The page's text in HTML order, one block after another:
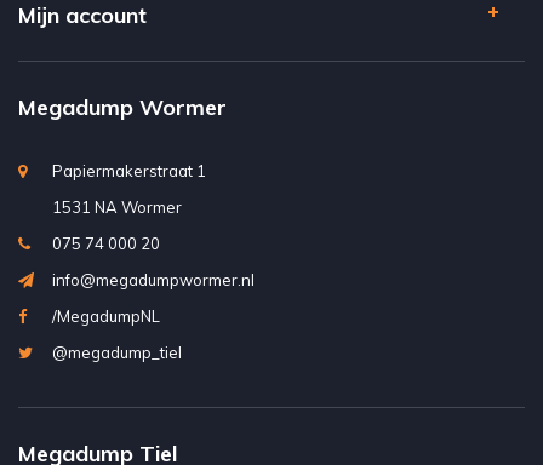
Mijn account
Megadump Wormer
Papiermakerstraat 1
1531 NA Wormer
075 74 000 20
info@megadumpwormer.nl
/MegadumpNL
@megadump_tiel
Megadump Tiel